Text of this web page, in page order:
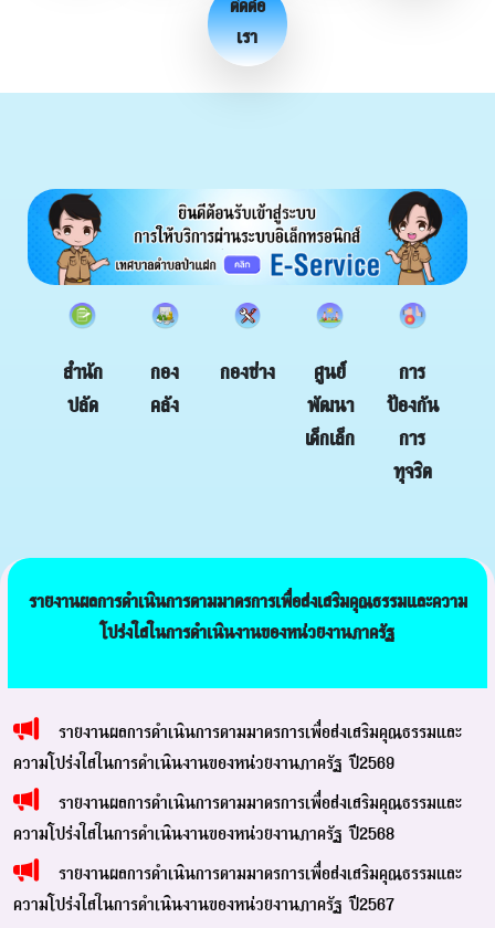
เรา
สำนัก
ปลัด
กอง
คลัง
กองช่าง
ศูนย์
พัฒนา
เด็กเล็ก
การ
ป้องกัน
การ
ทุจริต
รายงานผลการดำเนินการตามมาตรการเพื่อส่งเสริมคุณธรรมและความ
โปร่งใสในการดำเนินงานของหน่วยงานภาครัฐ
รายงานผลการดำเนินการตามมาตรการเพื่อส่งเสริมคุณธรรมและ
ความโปร่งใสในการดำเนินงานของหน่วยงานภาครัฐ ปี2569
รายงานผลการดำเนินการตามมาตรการเพื่อส่งเสริมคุณธรรมและ
ความโปร่งใสในการดำเนินงานของหน่วยงานภาครัฐ ปี2568
รายงานผลการดำเนินการตามมาตรการเพื่อส่งเสริมคุณธรรมและ
ความโปร่งใสในการดำเนินงานของหน่วยงานภาครัฐ ปี2567